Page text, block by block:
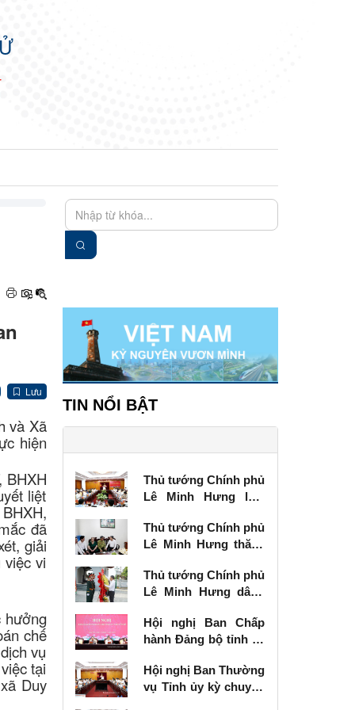
Lưu
và Xã
hiện
BHXH
liệt
đã
giải
vi
hưởng
chế
vụ
tại
Duy
TIN NỔI BẬT
Thủ tướng Chính phủ
Lê Minh Hưng làm
vụ Tỉnh ủy Lạng Sơn
Thủ tướng Chính phủ
Lê Minh Hưng thăm,
binh tại Lạng Sơn
Thủ tướng Chính phủ
Lê Minh Hưng dâng
các Anh hùng liệt sĩ
tại Lạng Sơn
Hội nghị Ban Chấp
hành Đảng bộ tỉnh kỳ
Hội nghị Ban Thường
vụ Tỉnh ủy kỳ chuyên